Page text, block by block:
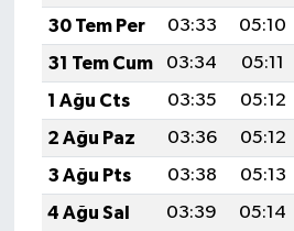
30 Tem Per
03:33 05:10
31 Tem Cum
03:34 05:11
1 Ağu Cts
03:35 05:12
2 Ağu Paz
03:36 05:12
3 Ağu Pts
03:38 05:13
4 Ağu Sal
03:39 05:14